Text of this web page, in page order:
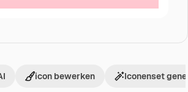
icon bewerken Iconenset